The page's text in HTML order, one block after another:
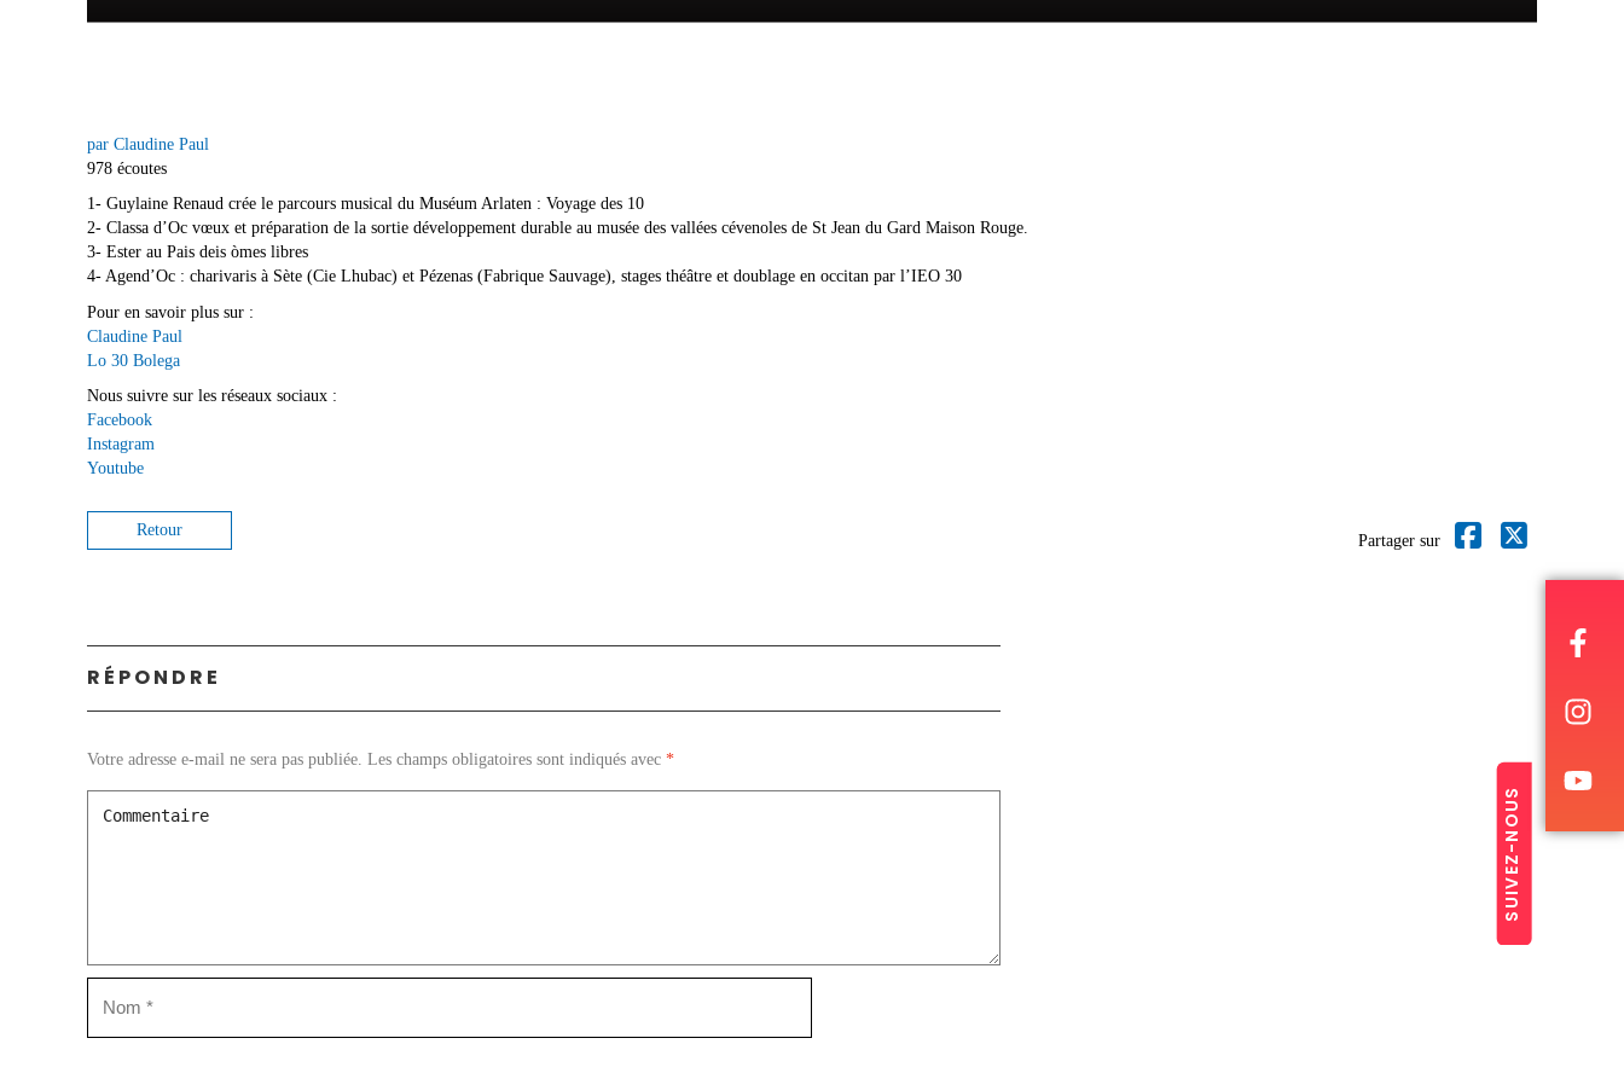
SUIVEZ-NOUS
par Claudine Paul
978 écoutes
1- Guylaine Renaud crée le parcours musical du Muséum Arlaten : Voyage des 10
2- Classa d’Oc vœux et préparation de la sortie développement durable au musée des vallées cévenoles de St Jean du Gard Maison Rouge.
3- Ester au Pais deis òmes libres
4- Agend’Oc : charivaris à Sète (Cie Lhubac) et Pézenas (Fabrique Sauvage), stages théâtre et doublage en occitan par l’IEO 30
Pour en savoir plus sur :
Claudine Paul
Lo 30 Bolega
Nous suivre sur les réseaux sociaux :
Facebook
Instagram
Youtube
Retour
Partager sur
RÉPONDRE
Votre adresse e-mail ne sera pas publiée. Les champs obligatoires sont indiqués avec *